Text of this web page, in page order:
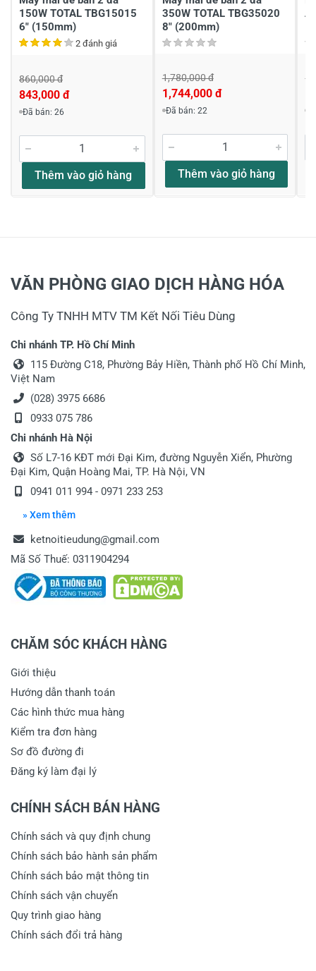
150W TOTAL TBG15015
6" (150mm)
2 đánh giá
860,000 đ
843,000 đ
Đã bán: 26
Thêm vào giỏ hàng
350W TOTAL TBG35020
8" (200mm)
1,780,000 đ
1,744,000 đ
Đã bán: 22
Thêm vào giỏ hàng
VĂN PHÒNG GIAO DỊCH HÀNG HÓA
Công Ty TNHH MTV TM Kết Nối Tiêu Dùng
Chi nhánh TP. Hồ Chí Minh
115 Đường C18, Phường Bảy Hiền, Thành phố Hồ Chí Minh,
Việt Nam
(028) 3975 6686
0933 075 786
Chi nhánh Hà Nội
Số L7-16 KĐT mới Đại Kim, đường Nguyễn Xiển, Phường
Đại Kim, Quận Hoàng Mai, TP. Hà Nội, VN
0941 011 994 - 0971 233 253
» Xem thêm
ketnoitieudung@gmail.com
Mã Số Thuế: 0311904294
CHĂM SÓC KHÁCH HÀNG
Giới thiệu
Hướng dẫn thanh toán
Các hình thức mua hàng
Kiểm tra đơn hàng
Sơ đồ đường đi
Đăng ký làm đại lý
CHÍNH SÁCH BÁN HÀNG
Chính sách và quy định chung
Chính sách bảo hành sản phẩm
Chính sách bảo mật thông tin
Chính sách vận chuyển
Quy trình giao hàng
Chính sách đổi trả hàng